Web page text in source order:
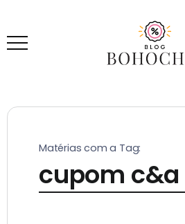
Matérias com a Tag:
cupom c&a